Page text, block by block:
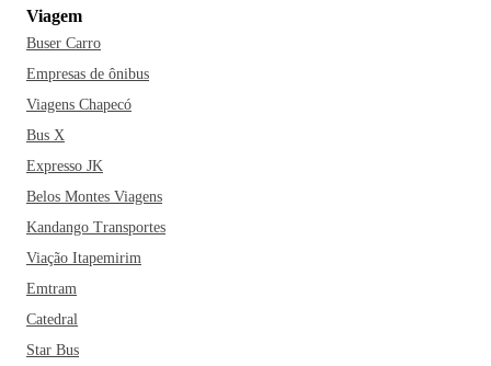
Viagem
Buser Carro
Empresas de ônibus
Viagens Chapecó
Bus X
Expresso JK
Belos Montes Viagens
Kandango Transportes
Viação Itapemirim
Emtram
Catedral
Star Bus